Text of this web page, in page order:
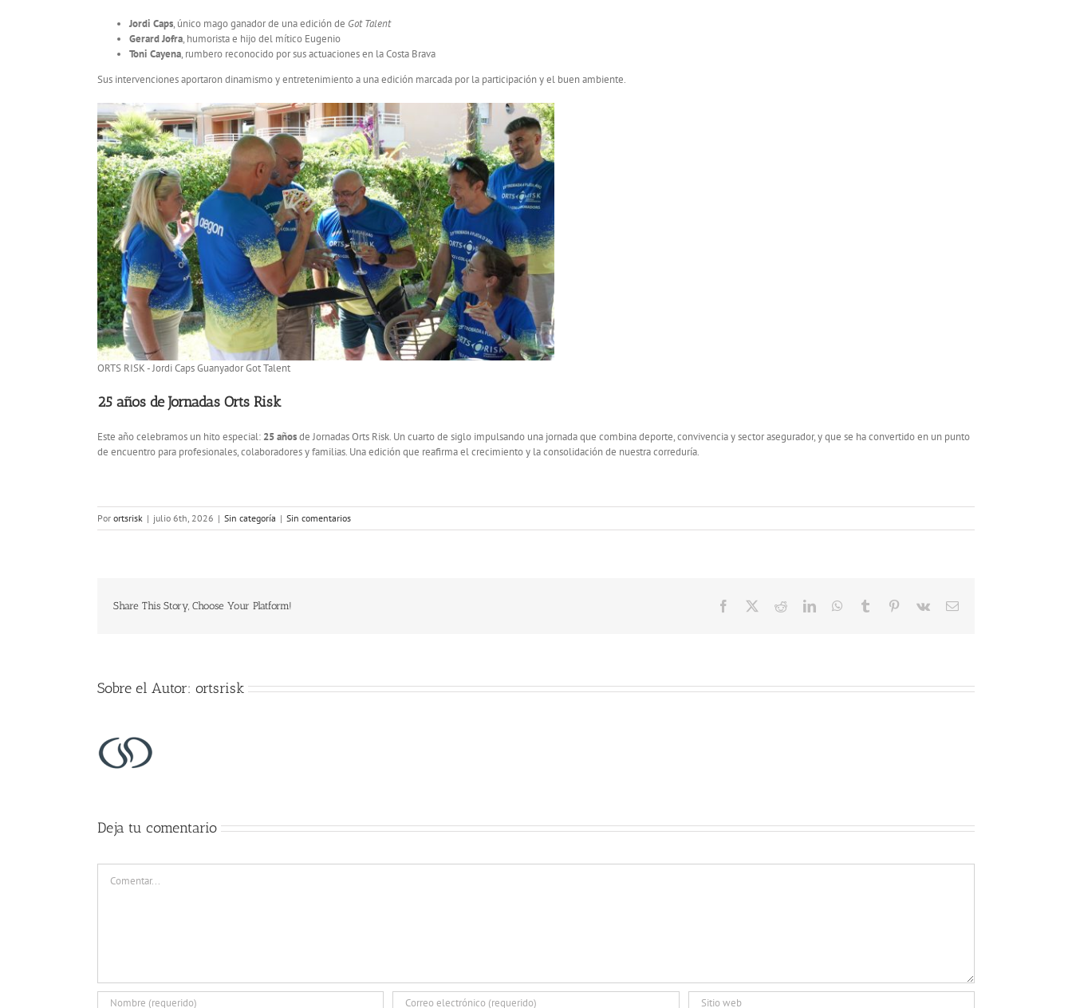
Jordi Caps, único mago ganador de una edición de Got Talent
Gerard Jofra, humorista e hijo del mítico Eugenio
Toni Cayena, rumbero reconocido por sus actuaciones en la Costa Brava
Sus intervenciones aportaron dinamismo y entretenimiento a una edición marcada por la participación y el buen ambiente.
ORTS RISK - Jordi Caps Guanyador Got Talent
25 años de Jornadas Orts Risk
Este año celebramos un hito especial: 25 añosde Jornadas Orts Risk. Un cuarto de siglo impulsando una jornada que combina deporte, convivencia y sector asegurador, y que se ha convertido en un punto
de encuentro para profesionales, colaboradores y familias. Una edición que reafirma el crecimiento y la consolidación de nuestra correduría.
Por ortsrisk | julio 6th, 2026 | Sin categoría | Sin comentarios
Share This Story, Choose Your Platform! Facebook RedditLinkedInWhatsApp
Tumblr Pinterest
Vk
Correo
Sobre el Autor: ortsrisk
Deja tu comentario